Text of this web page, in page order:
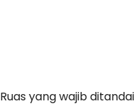
Ruas yang wajib ditandai